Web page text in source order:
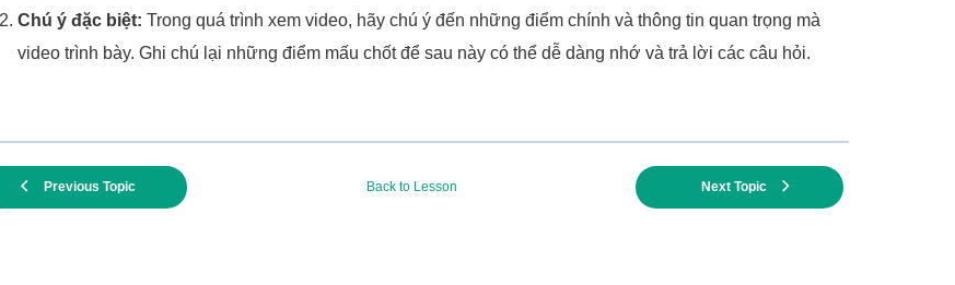
Chú ý đặc biệt: Trong quá trình xem video, hãy chú ý đến những điểm chính và thông tin quan trọng mà
video trình bày. Ghi chú lại những điểm mấu chốt để sau này có thể dễ dàng nhớ và trả lời các câu hỏi.
Previous Topic Back to Lesson Next Topic